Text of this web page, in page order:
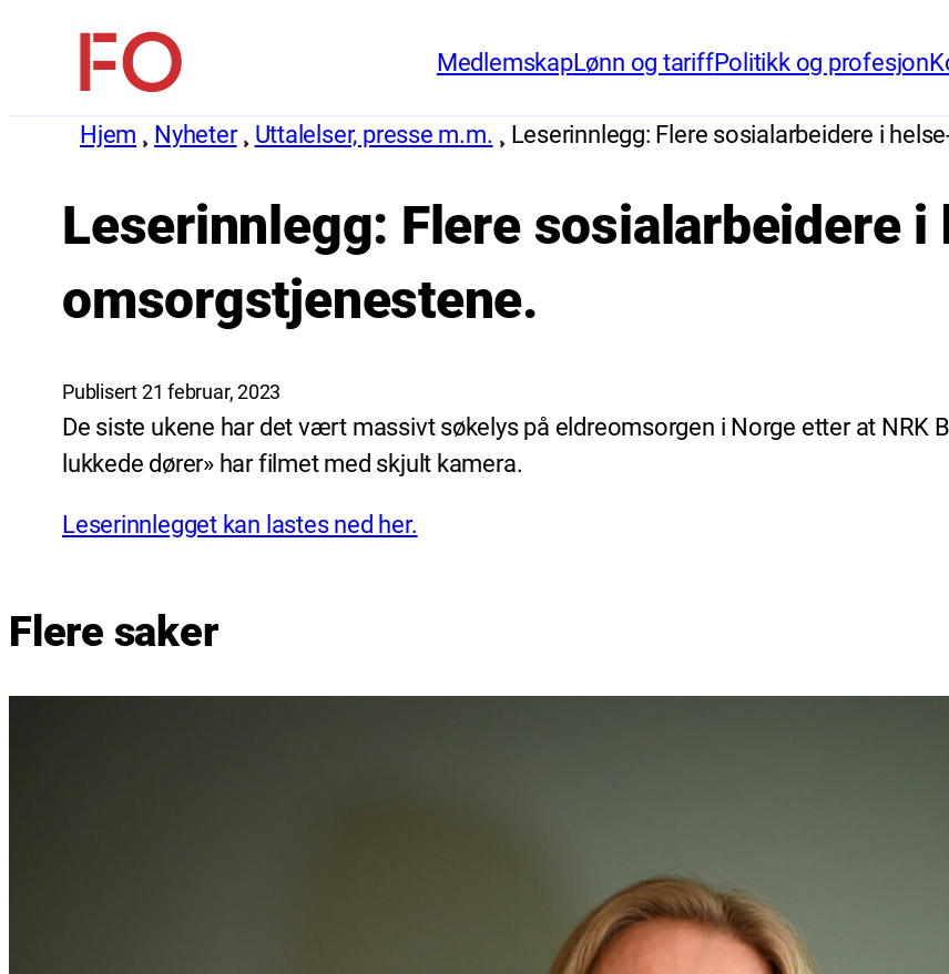
innholdFO
(Fellesorganisasjonen)
MedlemskapLønn og tariffPolitikk og profesjon
Hjem Nyheter Uttalelser, presse m.m. Leserinnlegg: Flere sosialarbeidere i
Leserinnlegg: Flere sosialarbeidere
omsorgstjenestene.
Publisert 21 februar, 2023
De siste ukene har det vært massivt søkelys på eldreomsorgen i Norge etter at NRK
lukkede dører» har filmet med skjult kamera.
Leserinnlegget kan lastes ned her.
Flere saker